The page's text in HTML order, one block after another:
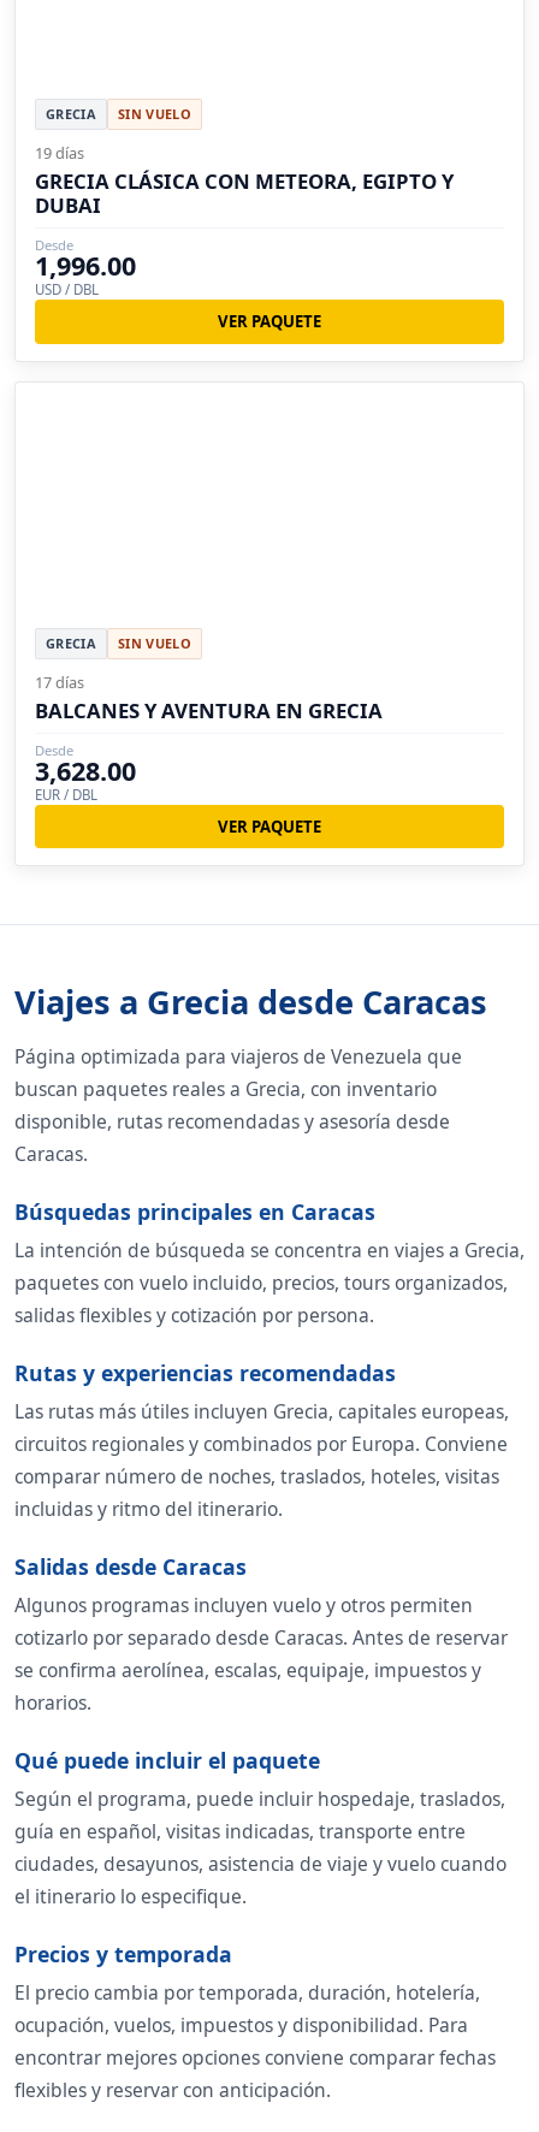
GRECIA SIN VUELO
19 días
GRECIA CLÁSICA CON METEORA, EGIPTO Y
DUBAI
Desde
1,996.00
USD / DBL
VER PAQUETE
GRECIA SIN VUELO
17 días
BALCANES Y AVENTURA EN GRECIA
Desde
3,628.00
EUR / DBL
VER PAQUETE
Viajes a Grecia desde Caracas
Página optimizada para viajeros de Venezuela que
buscan paquetes reales a Grecia, con inventario
disponible, rutas recomendadas y asesoría desde
Caracas.
Búsquedas principales en Caracas
La intención de búsqueda se concentra en viajes a Grecia,
paquetes con vuelo incluido, precios, tours organizados,
salidas flexibles y cotización por persona.
Rutas y experiencias recomendadas
Las rutas más útiles incluyen Grecia, capitales europeas,
circuitos regionales y combinados por Europa. Conviene
comparar número de noches, traslados, hoteles, visitas
incluidas y ritmo del itinerario.
Salidas desde Caracas
Algunos programas incluyen vuelo y otros permiten
cotizarlo por separado desde Caracas. Antes de reservar
se confirma aerolínea, escalas, equipaje, impuestos y
horarios.
Qué puede incluir el paquete
Según el programa, puede incluir hospedaje, traslados,
guía en español, visitas indicadas, transporte entre
ciudades, desayunos, asistencia de viaje y vuelo cuando
el itinerario lo especifique.
Precios y temporada
El precio cambia por temporada, duración, hotelería,
ocupación, vuelos, impuestos y disponibilidad. Para
encontrar mejores opciones conviene comparar fechas
flexibles y reservar con anticipación.